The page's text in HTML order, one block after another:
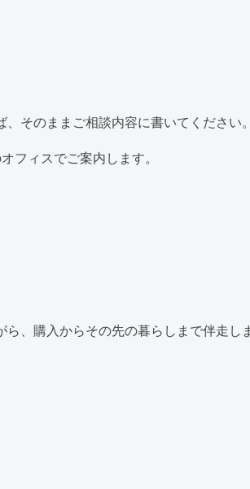
そのままご相談内容に書いてください。
フィスでご案内します。
、購入からその先の暮らしまで伴走し